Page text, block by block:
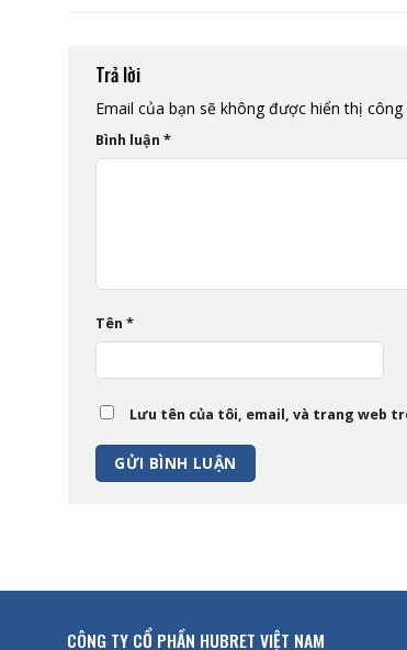
Trả lời
Email của bạn sẽ không được hiển thị công
Bình luận *
Tên *
Lưu tên của tôi, email, và trang web
CÔNG TY CỔ PHẦN HUBRET VIỆT NAM